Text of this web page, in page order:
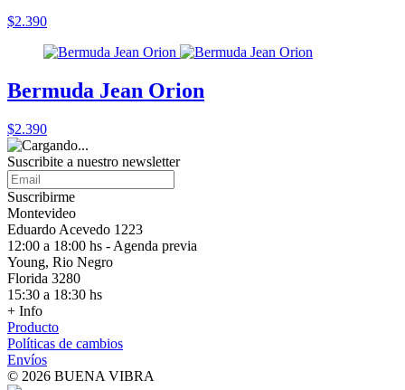
$2.390
Bermuda Jean Orion
$2.390
Suscribite a nuestro newsletter
Suscribirme
Montevideo
Eduardo Acevedo 1223
12:00 a 18:00 hs - Agenda previa
Young, Rio Negro
Florida 3280
15:30 a 18:30 hs
+ Info
Producto
Políticas de cambios
Envíos
© 2026 BUENA VIBRA